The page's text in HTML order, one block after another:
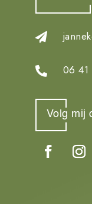

 06
Volg mij